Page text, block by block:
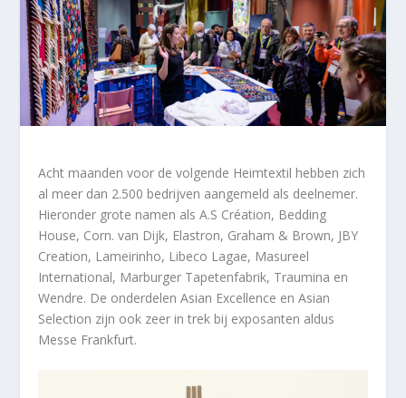
Acht maanden voor de volgende Heimtextil hebben zich
al meer dan 2.500 bedrijven aangemeld als deelnemer.
Hieronder grote namen als A.S Création, Bedding
House, Corn. van Dijk, Elastron, Graham & Brown, JBY
Creation, Lameirinho, Libeco Lagae, Masureel
International, Marburger Tapetenfabrik, Traumina en
Wendre. De onderdelen Asian Excellence en Asian
Selection zijn ook zeer in trek bij exposanten aldus
Messe Frankfurt.